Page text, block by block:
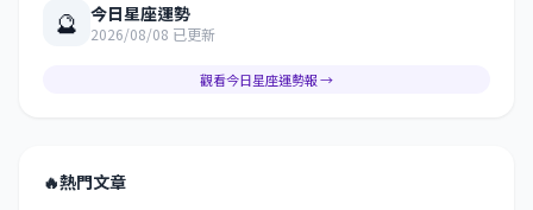
🔮 今日星座運勢
2026/08/08 已更新
觀看今日星座運勢報 →
🔥熱門文章